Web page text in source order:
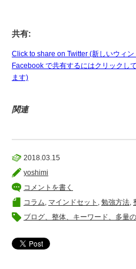
共有:
Click to share on Twitter (新しいウィ
Facebook で共有するにはクリックし
ます)
関連
2018.03.15
yoshimi
コメントを書く
コラム マインドセット 勉強方法
ブログ、整体、キーワード、多量